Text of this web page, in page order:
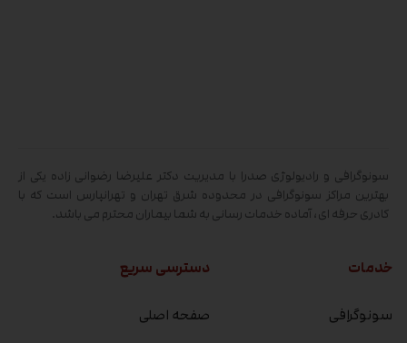
سونوگرافی و رادیولوژی صدرا با مدیریت دکتر علیرضا رضوانی زاده یکی از
بهترین مراکز سونوگرافی در محدوده شرق تهران و تهرانپارس است که با
کادری حرفه ای، آماده خدمات رسانی به شما بیماران محترم می باشد.
خدمات
سونوگرافی
دسترسی سریع
صفحه اصلی